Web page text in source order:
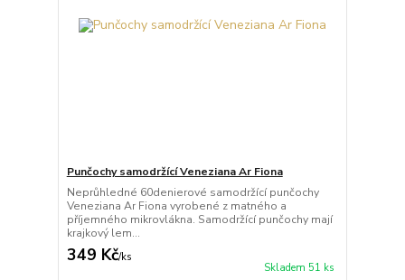
Punčochy samodržící Veneziana Ar Fiona
Neprůhledné 60denierové samodržící punčochy
Veneziana Ar Fiona vyrobené z matného a
příjemného mikrovlákna. Samodržící punčochy mají
krajkový lem...
349 Kč/ks
Skladem 51 ks